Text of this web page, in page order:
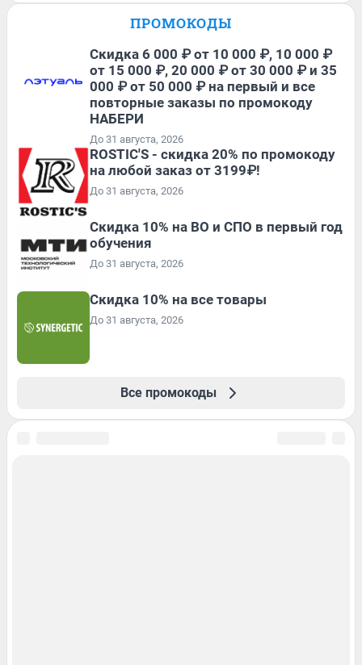
ПРОМОКОДЫ
Скидка 6 000 ₽ от 10 000 ₽, 10 000 ₽
от 15 000 ₽, 20 000 ₽ от 30 000 ₽ и 35
000 ₽ от 50 000 ₽ на первый и все
повторные заказы по промокоду
НАБЕРИ
До 31 августа, 2026
ROSTIC'S - скидка 20% по промокоду
на любой заказ от 3199₽!
До 31 августа, 2026
Скидка 10% на ВО и СПО в первый год
обучения
До 31 августа, 2026
Скидка 10% на все товары
До 31 августа, 2026
Все промокоды